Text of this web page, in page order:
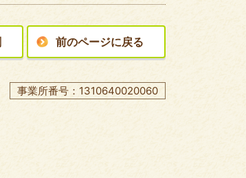
前のページに戻る
事業所番号：1310640020060